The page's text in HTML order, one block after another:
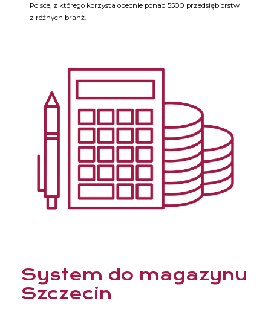
Polsce, z którego korzysta obecnie ponad 5500 przedsiębiorstw
z różnych branż.
System do magazynu
Szczecin